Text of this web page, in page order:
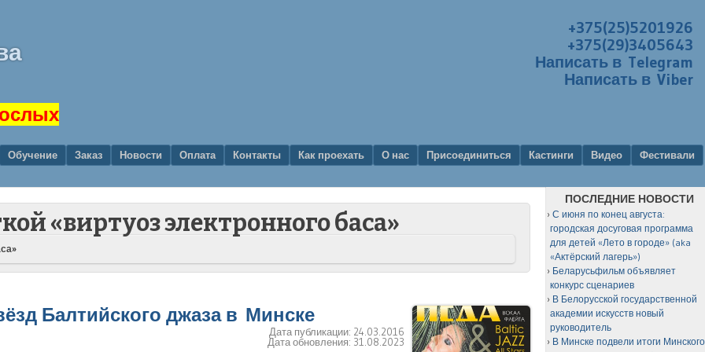
+375(25)5201926
+375(29)3405643
Написать в Telegram
Написать в Viber
Обучение Заказ Новости Оплата Контакты Как проехать О нас Присоединиться Кастинги Видео
Фестивали
«виртуоз электронного баса»
Балтийского джаза в Минске
Дата публикации: 24.03.2016
Дата обновления: 31.08.2023
ПОСЛЕДНИЕ НОВОСТИ
С июня по конец августа:
городская досуговая программа
для детей «Лето в городе» (aka
«Актёрский лагерь»)
Беларусьфильм объявляет
конкурс сценариев
В Белорусской государственной
академии искусств новый
руководитель
В Минске подвели итоги Минского